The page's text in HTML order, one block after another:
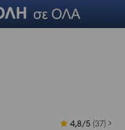
4,8/5 (37)